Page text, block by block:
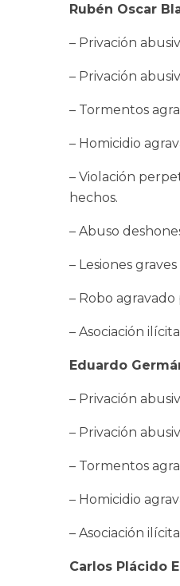
Rubén Oscar
– Privación
– Privación
– Tormentos
– Homicidio
– Violación
hechos.
– Abuso
– Lesiones
– Robo
– Asociación
Eduardo
– Privación
– Privación
– Tormentos
– Homicidio
– Asociación
Carlos Plácido